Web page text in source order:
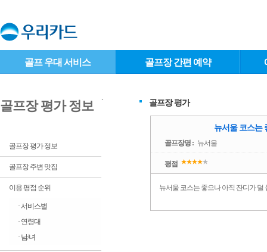
골프 우대 서비스 골프장 간편 예약
골프장 평가 정보
골프장 평가 정보
골프장 주변 맛집
이용 평점 순위
· 서비스별
· 연령대
· 남/녀
` 골프장 평가
뉴서울 코스는
골프장명 : 뉴서울
평점
뉴서울 코스는 좋으나 아직 잔디가